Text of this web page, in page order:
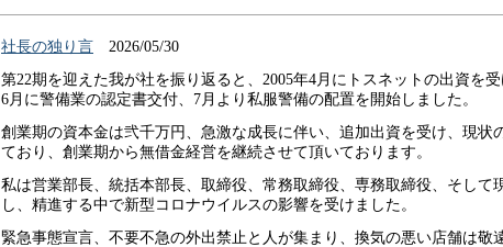
社長の独り言 2026/05/30
第22期を迎えた我が社を振り返ると、2005年4月にトスネットの出資を受
6月に警備業の認定書交付、7月より私服警備の配置を開始しました。
創業期の資本金は弐千万円、急激な成長に伴い、追加出資を受け、現状
ており、創業期から無借金経営を継続させて頂いております。
私は営業部長、統括本部長、取締役、常務取締役、専務取締役、そして
し、精進する中で新型コロナウイルスの影響を受けました。
緊急事態宣言、不要不急の外出禁止と人が集まり、換気の悪い店舗は敬